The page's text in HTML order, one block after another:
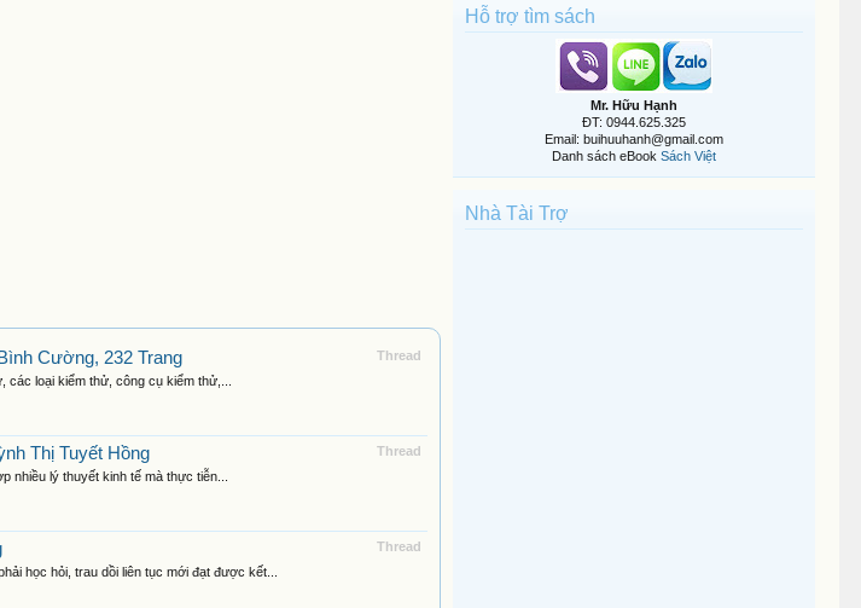
Thread
Cường, 232 Trang
loại kiểm thử, công cụ kiểm thử,...
Thread
Thị Tuyết Hồng
nhiều lý thuyết kinh tế mà thực tiễn...
Thread
học hỏi, trau dồi liên tục mới đạt được kết...
Hỗ trợ tìm sách
Mr. Hữu Hạnh
ĐT: 0944.625.325
Email: buihuuhanh@gmail.com
Danh sách eBook Sách Việt
Nhà Tài Trợ